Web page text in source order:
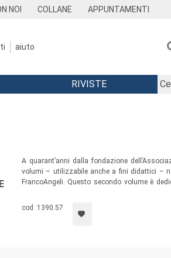
NOI COLLANE APPUNTAMENTI
aiuto
RIVISTE
A quarant’anni dalla fondazione
volumi – utilizzabile anche a fini didattici –
FrancoAngeli. Questo secondo volume è
. Non esaustivi
regionali, i lavori testimoniano l’importanza
sviluppare strumenti concettuali di
cod. 1390.57